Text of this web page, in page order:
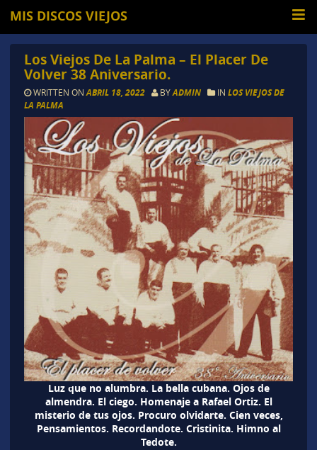
MIS DISCOS VIEJOS
Los Viejos De La Palma – El Placer De
Volver 38 Aniversario.
WRITTEN ON ABRIL 18, 2022 BYADMIN IN LOS VIEJOS DE
LA PALMA
Luz que no alumbra. La bella cubana. Ojos de
almendra. El ciego. Homenaje a Rafael Ortiz. El
misterio de tus ojos. Procuro olvidarte. Cien veces,
Pensamientos. Recordandote. Cristinita. Himno al
Tedote.